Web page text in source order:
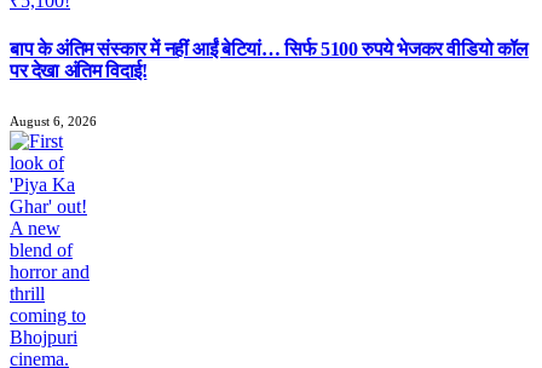
बाप के अंतिम संस्कार में नहीं आईं बेटियां… सिर्फ 5100 रुपये भेजकर वीडियो कॉल
पर देखा अंतिम विदाई!
August 6, 2026